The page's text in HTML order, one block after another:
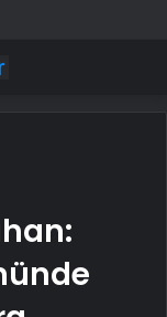
edildi